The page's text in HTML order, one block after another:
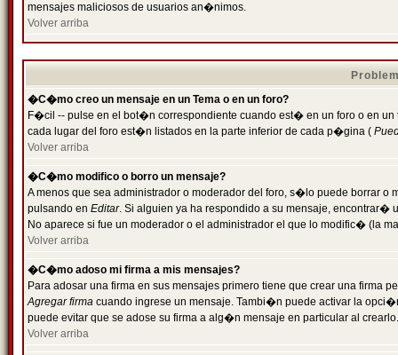
mensajes maliciosos de usuarios an�nimos.
Volver arriba
�C�mo creo un mensaje en un Tema o en un foro?
F�cil -- pulse en el bot�n correspondiente cuando est� en un foro o en
cada lugar del foro est�n listados en la parte inferior de cada p�gina (
Volver arriba
�C�mo modifico o borro un mensaje?
A menos que sea administrador o moderador del foro, s�lo puede borrar o
pulsando en Editar. Si alguien ya ha respondido a su mensaje, encontrar�
No aparece si fue un moderador o el administrador el que lo modific� (la
Volver arriba
�C�mo adoso mi firma a mis mensajes?
Para adosar una firma en sus mensajes primero tiene que crear una firma
Agregar firma cuando ingrese un mensaje. Tambi�n puede activar la
puede evitar que se adose su firma a alg�n mensaje en particular al crearlo.
Volver arriba